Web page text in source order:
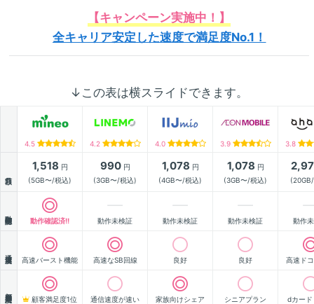
【キャンペーン実施中！】
全キャリア安定した速度で満足度No.1！
↓この表は横スライドできます。
4.5 4.2 4.0 3.9 3.8
1,518 円
(5GB〜/税込)
990円
(3GB〜/税込)
1,078 円
(4GB〜/税込)
1,078 円
(3GB〜/税込)
動作確認済!! 動作未検証 動作未検証 動作未検証 動作
高速バースト機能 高速なSB回線 良好 良好 高速ド
顧客満足度1位 通信速度が速い 家族向けシェア シニアプラン dカード